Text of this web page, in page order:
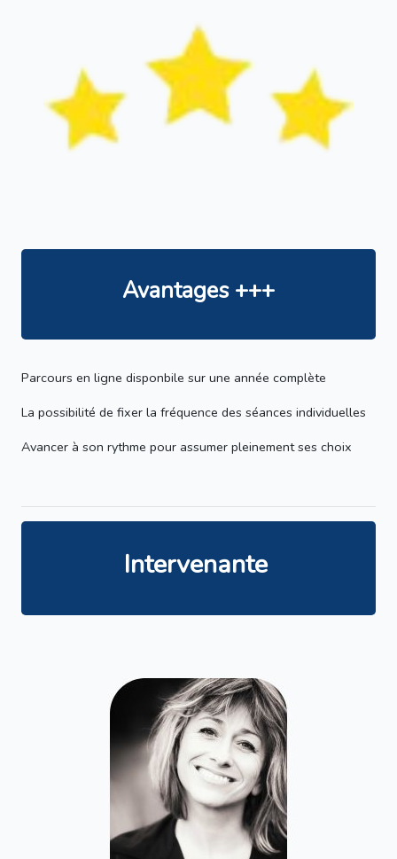
Avantages +++
Parcours en ligne disponbile sur une année complète
La possibilité de fixer la fréquence des séances individuelles
Avancer à son rythme pour assumer pleinement ses choix
Intervenante